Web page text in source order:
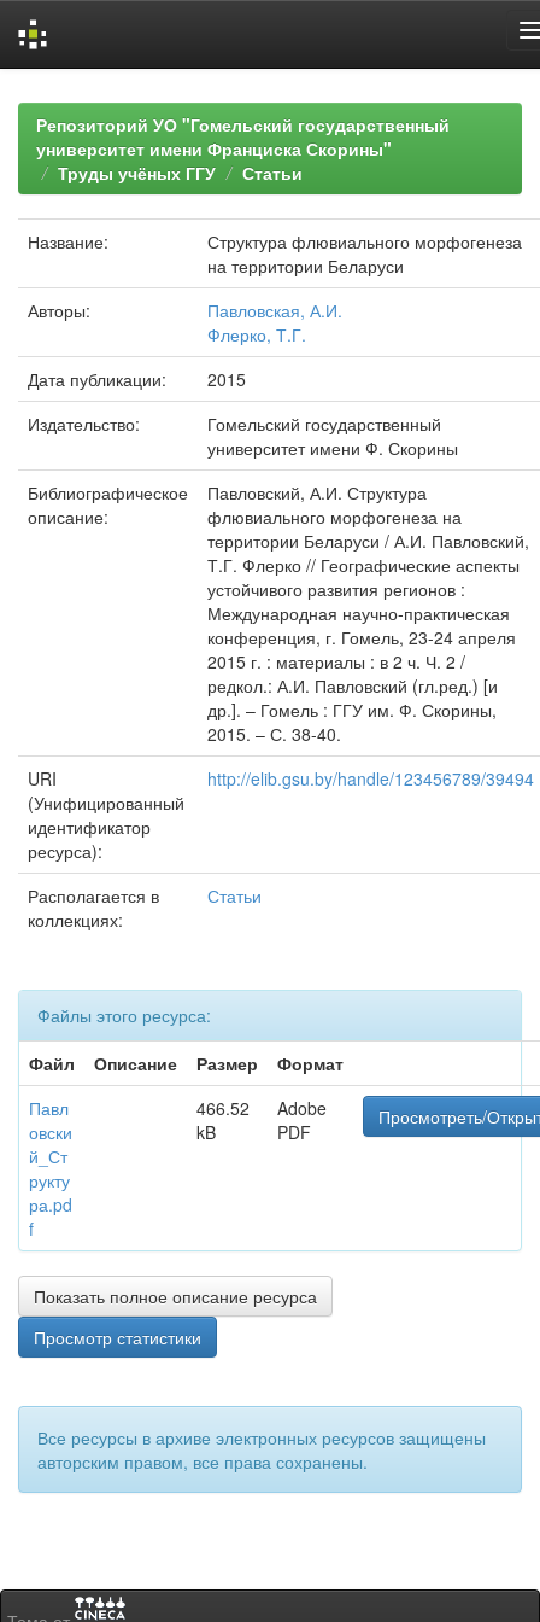
navigationРепозиторий УО "Гомельский государственный
университет имени Франциска Скорины"
Труды учёных ГГУ
Статьи
Название:
Структура флювиального морфогенеза
на территории Беларуси
Авторы:
Павловская, А.И.
Флерко, Т.Г.
Дата публикации:
2015
Издательство:
Гомельский государственный
университет имени Ф. Скорины
Библиографическое
описание:
Павловский, А.И. Структура
флювиального морфогенеза на
территории Беларуси / А.И. Павловский,
Т.Г. Флерко // Географические аспекты
устойчивого развития регионов :
Международная научно-практическая
конференция, г. Гомель, 23-24 апреля
2015 г. : материалы : в 2 ч. Ч. 2 /
редкол.: А.И. Павловский (гл.ред.) [и
др.]. – Гомель : ГГУ им. Ф. Скорины,
2015. – С. 38-40.
URI
(Унифицированный
идентификатор
ресурса):
http://elib.gsu.by/handle/123456789/39494
Располагается в
коллекциях:
Статьи
Файлы этого ресурса:
Файл
Описание Размер
Формат
Павл
овски
й_Ст
рукту
ра.pd
f
466.52
kB
Adobe
PDF
Просмотреть/
Показать полное описание ресурса
Просмотр статистики
Все ресурсы в архиве электронных ресурсов защищены
авторским правом, все права сохранены.